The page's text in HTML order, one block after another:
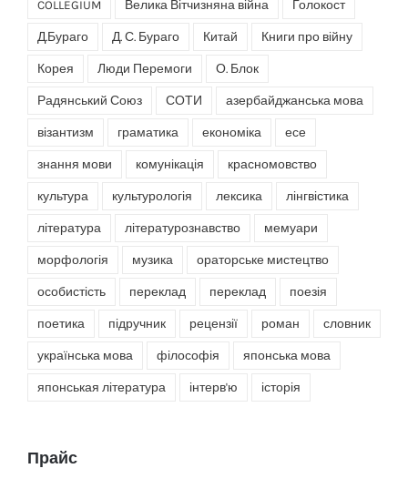
COLLEGIUM Велика Вітчизняна війна Голокост
Д.Бураго Д. С. Бураго Китай Книги про війну
Корея Люди Перемоги О. Блок
Радянський Союз СОТИ азербайджанська мова
візантизм граматика економіка есе
знання мови комунікація красномовство
культура культурологія лексика лінгвістика
література літературознавство мемуари
морфологія музика ораторське мистецтво
особистість переклад переклад поезія
поетика підручник рецензії роман словник
українська мова філософія японська мова
японськая література інтерв'ю історія
Прайс